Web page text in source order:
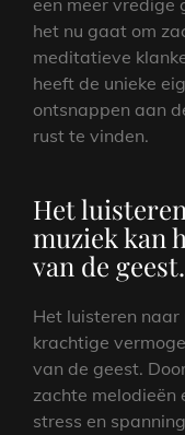
een meer vredige
het nu gaat om
meditatieve
heeft de unieke
ontsnappen aan
rust te vinden.
Het
muziek kan
van de geest.
Het luisteren
krachtige
van de geest.
zachte melodieën
stress en